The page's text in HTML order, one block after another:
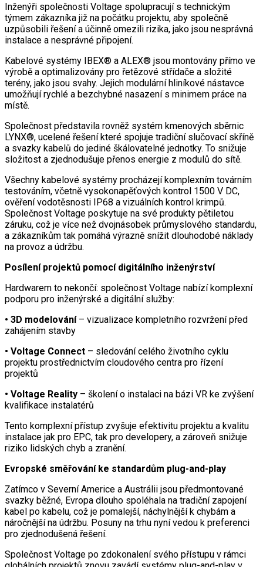
Inženýři společnosti Voltage spolupracují s technickým
týmem zákazníka již na počátku projektu, aby společně
uzpůsobili řešení a účinně omezili rizika, jako jsou nesprávná
instalace a nesprávné připojení.
Kabelové systémy IBEX® a ALEX® jsou montovány přímo ve
výrobě a optimalizovány pro řetězové střídače a složité
terény, jako jsou svahy. Jejich modulární hliníkové nástavce
umožňují rychlé a bezchybné nasazení s minimem práce na
místě.
Společnost představila rovněž systém kmenových sběrnic
LYNX®, ucelené řešení které spojuje tradiční slučovací skříně
a svazky kabelů do jediné škálovatelné jednotky. To snižuje
složitost a zjednodušuje přenos energie z modulů do sítě.
Všechny kabelové systémy procházejí komplexním továrním
testováním, včetně vysokonapěťových kontrol 1500 V DC,
ověření vodotěsnosti IP68 a vizuálních kontrol krimpů.
Společnost Voltage poskytuje na své produkty pětiletou
záruku, což je více než dvojnásobek průmyslového standardu,
a zákazníkům tak pomáhá výrazně snížit dlouhodobé náklady
na provoz a údržbu.
Posílení projektů pomocí digitálního inženýrství
Hardwarem to nekončí: společnost Voltage nabízí komplexní
podporu pro inženýrské a digitální služby:
• 3D modelování– vizualizace kompletního rozvržení před
zahájením stavby
• Voltage Connect – sledování celého životního cyklu
projektu prostřednictvím cloudového centra pro řízení
projektů
• Voltage Reality – školení o instalaci na bázi VR ke zvýšení
kvalifikace instalatérů
Tento komplexní přístup zvyšuje efektivitu projektu a kvalitu
instalace jak pro EPC, tak pro developery, a zároveň snižuje
riziko lidských chyb a zranění.
Evropské směřování ke standardům plug-and-play
Zatímco v Severní Americe a Austrálii jsou předmontované
svazky běžné, Evropa dlouho spoléhala na tradiční zapojení
kabel po kabelu, což je pomalejší, náchylnější k chybám a
náročnější na údržbu. Posuny na trhu nyní vedou k preferenci
pro zjednodušená řešení.
Společnost Voltage po zdokonalení svého přístupu v rámci